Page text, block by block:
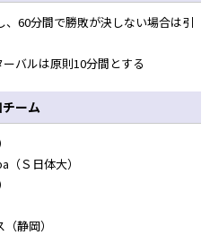
60分間で勝敗が決しない場合は引
バルは原則10分間とする
ーム
Ｓ日体大）
静岡）